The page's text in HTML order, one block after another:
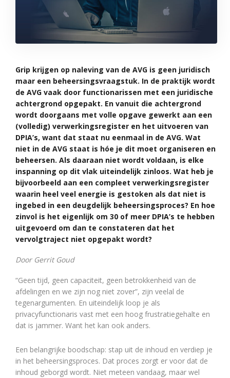
Grip krijgen op naleving van de AVG is geen juridisch
maar een beheersingsvraagstuk. In de praktijk wordt
de AVG vaak door functionarissen met een juridische
achtergrond opgepakt. En vanuit die achtergrond
wordt doorgaans met volle opgave gewerkt aan een
(volledig) verwerkingsregister en het uitvoeren van
DPIA’s, want dat staat nu eenmaal in de AVG. Wat
niet in de AVG staat is hóe je dit moet organiseren en
beheersen. Als daaraan niet wordt voldaan, is elke
inspanning op dit vlak uiteindelijk zinloos. Wat heb je
bijvoorbeeld aan een compleet verwerkingsregister
waarin heel veel energie is gestoken als dat niet is
ingebed in een deugdelijk beheersingsproces? En hoe
zinvol is het eigenlijk om 30 of meer DPIA’s te hebben
uitgevoerd om dan te constateren dat het
vervolgtraject niet opgepakt wordt?
Door Gerrit Goud
“Geen tijd, geen capaciteit, geen betrokkenheid van de
afdelingen en we zijn nog niet zover”, zijn veelal de
tegenargumenten. En uiteindelijk loop je als
privacyfunctionaris vast met een hoog frustratiegehalte en
dat is jammer. Want het kan ook anders.
Een belangrijke boodschap: stap uit de inhoud en verdiep je
in het beheersingsproces. Dat proces zorgt er voor dat de
inhoud geborgd wordt. Niet meteen vandaag, maar wel